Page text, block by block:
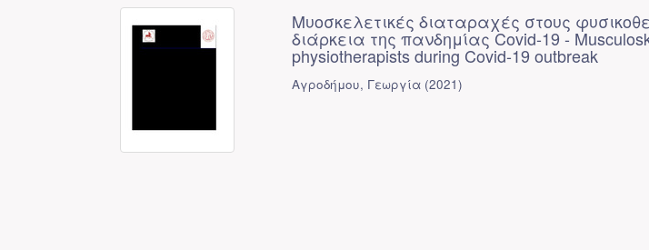
Μυοσκελετικές διαταραχές στους
διάρκεια της πανδημίας Covid-19 -
physiotherapists during Covid-19 outbreak
Αγροδήμου, Γεωργία (2021)